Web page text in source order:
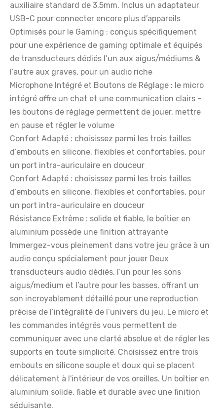
auxiliaire standard de 3,5mm. Inclus un adaptateur
USB-C pour connecter encore plus d’appareils
Optimisés pour le Gaming : conçus spécifiquement
pour une expérience de gaming optimale et équipés
de transducteurs dédiés l’un aux aigus/médiums &
l’autre aux graves, pour un audio riche
Microphone Intégré et Boutons de Réglage : le micro
intégré offre un chat et une communication clairs -
les boutons de réglage permettent de jouer, mettre
en pause et régler le volume
Confort Adapté : choisissez parmi les trois tailles
d’embouts en silicone, flexibles et confortables, pour
un port intra-auriculaire en douceur
Confort Adapté : choisissez parmi les trois tailles
d’embouts en silicone, flexibles et confortables, pour
un port intra-auriculaire en douceur
Résistance Extrême : solide et fiable, le boîtier en
aluminium possède une finition attrayante
Immergez-vous pleinement dans votre jeu grâce à un
audio conçu spécialement pour jouer Deux
transducteurs audio dédiés, l’un pour les sons
aigus/medium et l’autre pour les basses, offrant un
son incroyablement détaillé pour une reproduction
précise de l’intégralité de l’univers du jeu. Le micro et
les commandes intégrés vous permettent de
communiquer avec une clarté absolue et de régler les
supports en toute simplicité. Choisissez entre trois
embouts en silicone souple et doux qui se placent
délicatement à l'intérieur de vos oreilles. Un boîtier en
aluminium solide, fiable et durable avec une finition
séduisante.